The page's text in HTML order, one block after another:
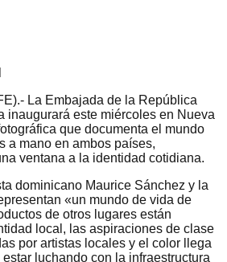
La Embajada de la República
inaugurará este miércoles en Nueva
que documenta el mundo
a mano en ambos países,
ventana a la identidad cotidiana.
dominicano Maurice Sánchez y la
«un mundo de vida de
de otros lugares están
local, las aspiraciones de clase
por artistas locales y el color llega
luchando con la infraestructura